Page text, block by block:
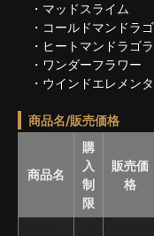
・マッドスライム
・コールドマンドラ
・ヒートマンドラゴラ
・ワンダーフラワー
・ウインドエレメン
商品名/販売価格
商品名
購
入
制
限
販売価
格